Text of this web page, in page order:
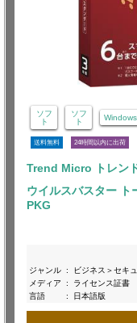
ソフ
ト
ソフ
ト
Windows
送料無料 24時間以内に出荷
Trend Micro トレン
ウイルスバスター ト
PKG
ジャンル :
ビジネス＞セキ
メディア
:
ライセンス証書
言語
: 日本語版